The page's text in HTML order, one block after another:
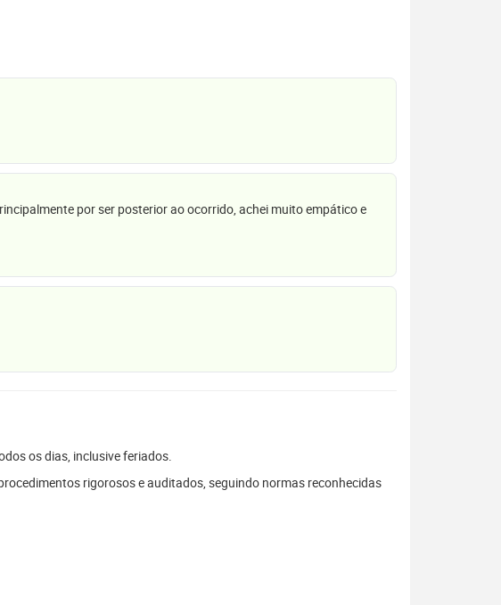
por ser posterior ao ocorrido, achei muito empático e
os dias, inclusive feriados.
rigorosos e auditados, seguindo normas reconhecidas